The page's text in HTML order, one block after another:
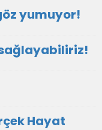
yumuyor!
Hayat